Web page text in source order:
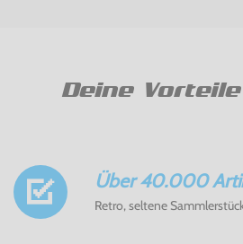
Deine
Über 40.000
Retro, seltene